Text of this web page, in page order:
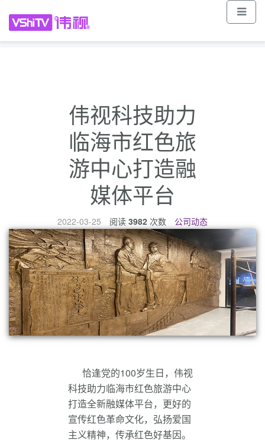
13241380090(商务)
伟视科技(公众号)
伟视科技助力
临海市红色旅
游中心打造融
媒体平台
2022-03-25 阅读 3982 次数 公司动态
恰逢党的100岁生日，伟视
科技助力临海市红色旅游中心
打造全新融媒体平台，更好的
宣传红色革命文化，弘扬爱国
主义精神，传承红色好基因。